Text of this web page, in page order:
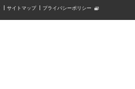
サイトマップ プライバシーポリシー